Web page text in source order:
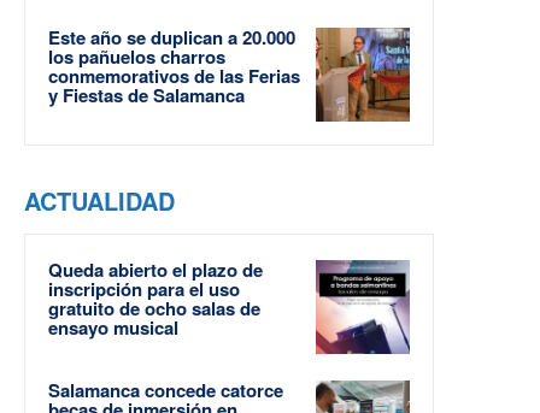
Este año se duplican a 20.000
los pañuelos charros
conmemorativos de las Ferias
y Fiestas de Salamanca
ACTUALIDAD
Queda abierto el plazo de
inscripción para el uso
gratuito de ocho salas de
ensayo musical
Salamanca concede catorce